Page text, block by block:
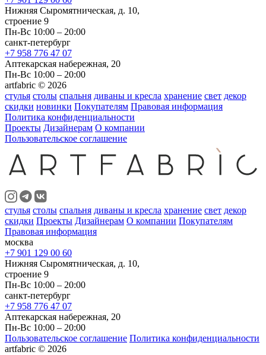
Нижняя Сыромятническая, д. 10,
строение 9
Пн-Вс 10:00 – 20:00
санкт-петербург
+7 958 776 47 07
Аптекарская набережная, 20
Пн-Вс 10:00 – 20:00
artfabric © 2026
стулья столы спальня диваны и кресла хранение свет декор
скидки новинки Покупателям Правовая информация
Политика конфиденциальности
Проекты Дизайнерам О компании
Пользовательское соглашение
стулья столы спальня диваны и кресла хранение свет декор
скидки Проекты Дизайнерам О компании Покупателям
Правовая информация
москва
+7 901 129 00 60
Нижняя Сыромятническая, д. 10,
строение 9
Пн-Вс 10:00 – 20:00
санкт-петербург
+7 958 776 47 07
Аптекарская набережная, 20
Пн-Вс 10:00 – 20:00
Пользовательское соглашение Политика конфиденциальности
artfabric © 2026